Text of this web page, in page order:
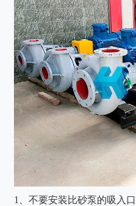
1、不要安装比砂泵的吸入